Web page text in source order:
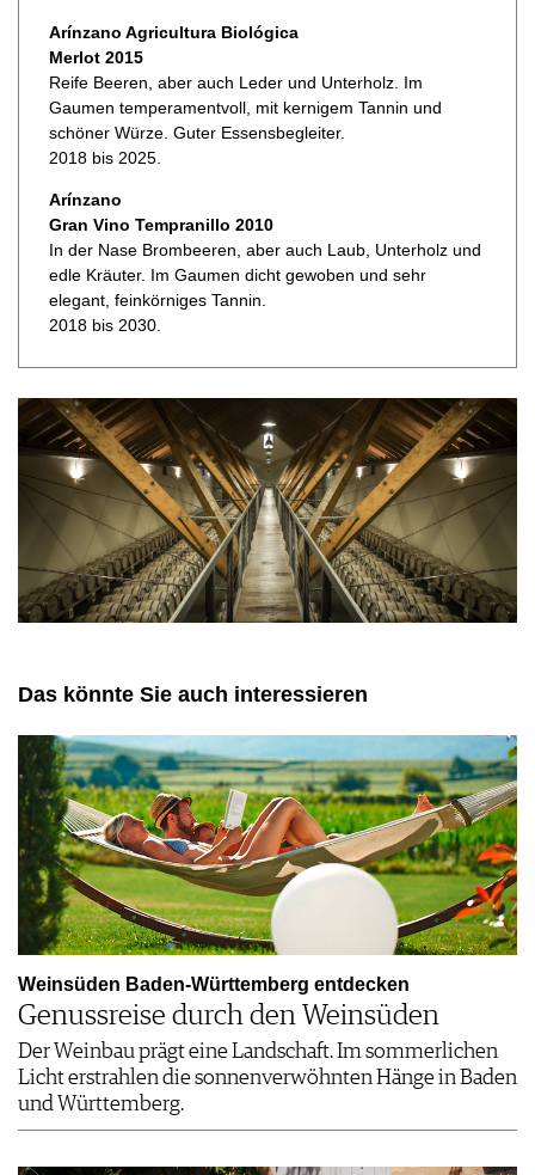
Arínzano Agricultura Biológica
Merlot 2015
Reife Beeren, aber auch Leder und Unterholz. Im
Gaumen temperamentvoll, mit kernigem Tannin und
schöner Würze. Guter Essensbegleiter.
2018 bis 2025.
Arínzano
Gran Vino Tempranillo 2010
In der Nase Brombeeren, aber auch Laub, Unterholz und
edle Kräuter. Im Gaumen dicht gewoben und sehr
elegant, feinkörniges Tannin.
2018 bis 2030.
Das könnte Sie auch interessieren
Weinsüden Baden-Württemberg entdecken
Genussreise durch den Weinsüden
Der Weinbau prägt eine Landschaft. Im sommerlichen
Licht erstrahlen die sonnenverwöhnten Hänge in Baden
und Württemberg.